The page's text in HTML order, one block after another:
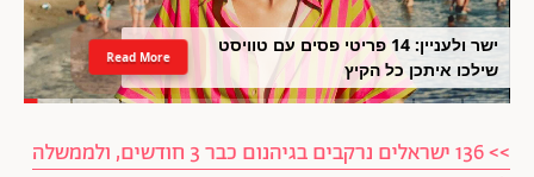
ישר ולעניין: 14 פריטי פסים עם טוויסט
שילכו איתכן כל הקיץ
Read More
>> 136 ישראלים נרקבים בגיהנום כבר 3 חודשים, ולממשלה